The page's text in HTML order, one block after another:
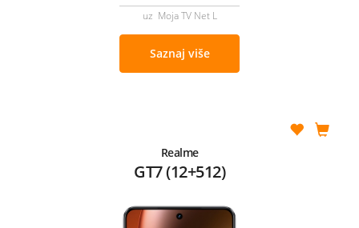
uz Moja TV Net L
Saznaj više
Realme
GT7 (12+512)